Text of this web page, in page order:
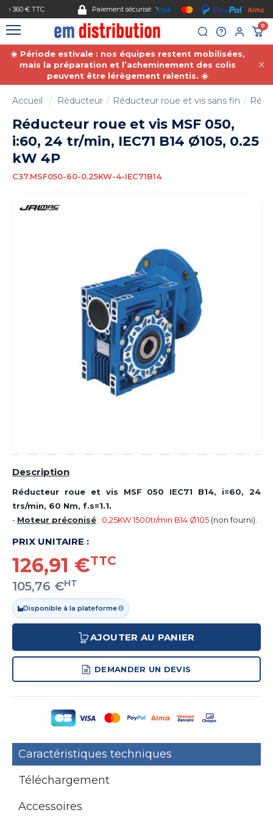
Paiement sécurisé
0
☀️ Période estivale : nos équipes restent mobilisées,
mais la préparation et l’acheminement des colis
peuvent être lérègement ralentis. ☀️
Accueil Réducteur Réducteur roue et vis sans fin
Réducteur roue et vis MSF 050,
i:60, 24 tr/min, IEC71 B14 Ø105, 0.25
kW 4P
C37.MSF050-60-0.25KW-4-IEC71B14
Description
Réducteur roue et vis MSF 050 IEC71 B14, i=60, 24
trs/min, 60 Nm, f.s=1.1.
- Moteur préconisé : 0,25KW 1500tr/min B14 Ø105 (non fourni).
PRIX UNITAIRE :
126,91 €TTC
105,76 €HT
Disponible à la plateforme
AJOUTER AU PANIER
DEMANDER UN DEVIS
Caractéristiques techniques
Téléchargement
Accessoires
Gestion des cookies